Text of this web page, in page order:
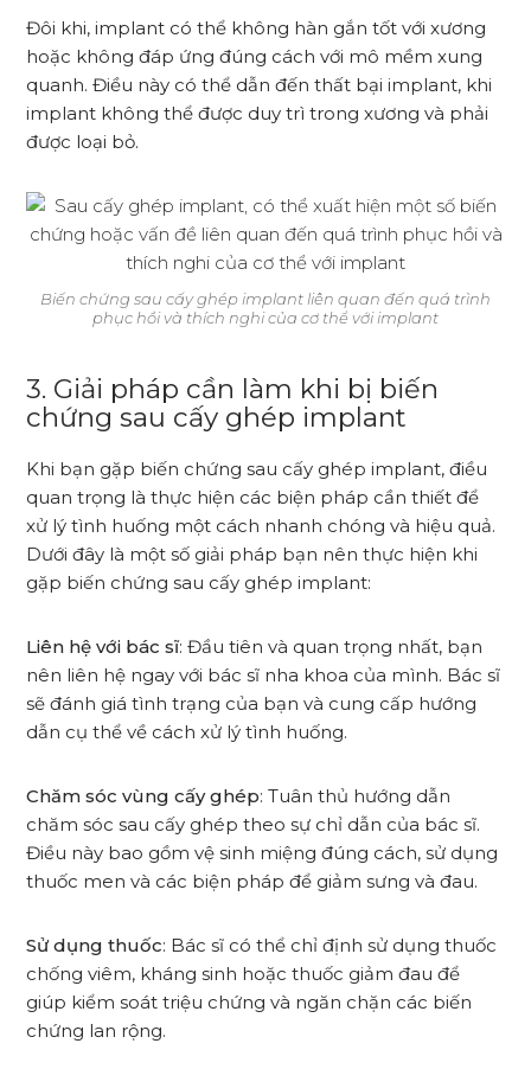
Đôi khi, implant có thể không hàn gắn tốt với xương
hoặc không đáp ứng đúng cách với mô mềm xung
quanh. Điều này có thể dẫn đến thất bại implant, khi
implant không thể được duy trì trong xương và phải
được loại bỏ.
Biến chứng sau cấy ghép implant liên quan đến quá trình
phục hồi và thích nghi của cơ thể với implant
3. Giải pháp cần làm khi bị biến
chứng sau cấy ghép implant
Khi bạn gặp biến chứng sau cấy ghép implant, điều
quan trọng là thực hiện các biện pháp cần thiết để
xử lý tình huống một cách nhanh chóng và hiệu quả.
Dưới đây là một số giải pháp bạn nên thực hiện khi
gặp biến chứng sau cấy ghép implant:
Liên hệ với bác sĩ: Đầu tiên và quan trọng nhất, bạn
nên liên hệ ngay với bác sĩ nha khoa của mình. Bác sĩ
sẽ đánh giá tình trạng của bạn và cung cấp hướng
dẫn cụ thể về cách xử lý tình huống.
Chăm sóc vùng cấy ghép: Tuân thủ hướng dẫn
chăm sóc sau cấy ghép theo sự chỉ dẫn của bác sĩ.
Điều này bao gồm vệ sinh miệng đúng cách, sử dụng
thuốc men và các biện pháp để giảm sưng và đau.
Sử dụng thuốc: Bác sĩ có thể chỉ định sử dụng thuốc
chống viêm, kháng sinh hoặc thuốc giảm đau để
giúp kiểm soát triệu chứng và ngăn chặn các biến
chứng lan rộng.